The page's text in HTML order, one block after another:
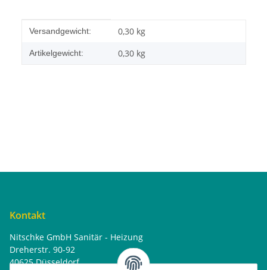
Produkteigenschaft
Wert
Versandgewicht: 0,30 kg
Artikelgewicht: 0,30 kg
Kontakt
Nitschke GmbH Sanitär - Heizung
Dreherstr. 90-92
40625 Düsseldorf